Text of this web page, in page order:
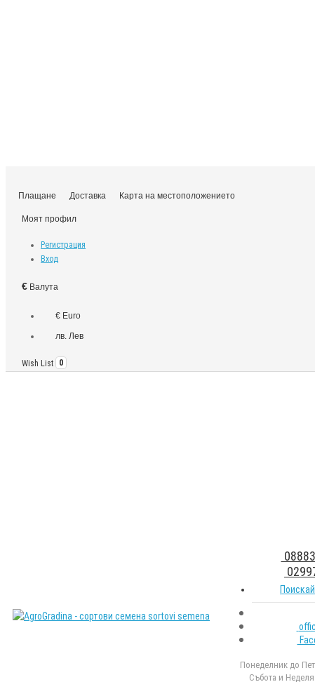
Плащане Доставка Карта на местоположението
Моят профил
Регистрация
Вход
€ Валута
€ Euro
лв. Лев
Wish List 0
Понеделник до
Събота и